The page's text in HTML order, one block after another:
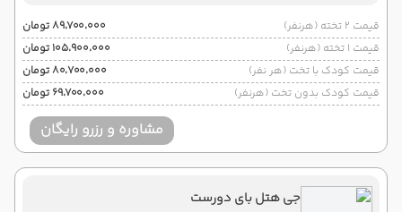
قیمت 2 تخته (هرنفر)
۸۹٬۷۰۰٬۰۰۰ تومان
قیمت 1 تخته (هرنفر)
۱۰۵٬۹۰۰٬۰۰۰ تومان
قیمت کودک با تخت (هر نفر)
۸۰٬۷۰۰٬۰۰۰ تومان
قیمت کودک بدون تخت (هرنفر)
۶۹٬۷۰۰٬۰۰۰ تومان
مشاوره و رزرو رایگان
جی هتل بای دورست